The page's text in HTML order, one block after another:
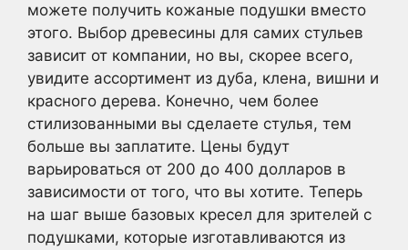
можете получить кожаные подушки вместо
этого. Выбор древесины для самих стульев
зависит от компании, но вы, скорее всего,
увидите ассортимент из дуба, клена, вишни и
красного дерева. Конечно, чем более
стилизованными вы сделаете стулья, тем
больше вы заплатите. Цены будут
варьироваться от 200 до 400 долларов в
зависимости от того, что вы хотите. Теперь
на шаг выше базовых кресел для зрителей с
подушками, которые изготавливаются из